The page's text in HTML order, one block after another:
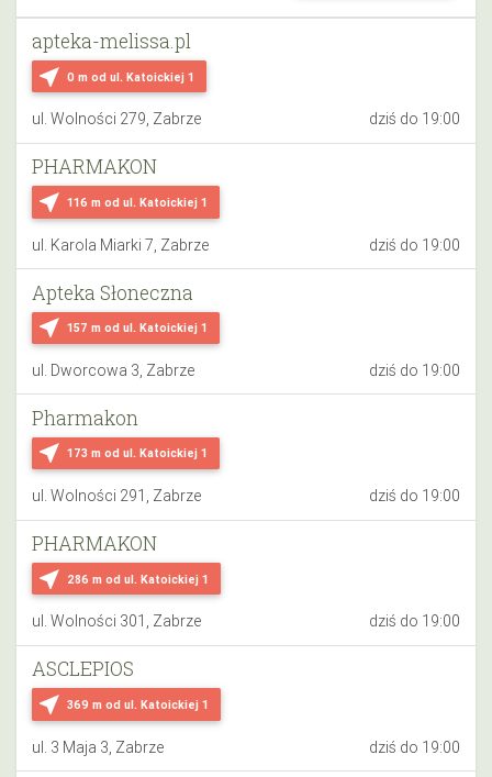
near_me 0 m od ul. Katoickiej 1
apteka-melissa.pl
ul. Wolności 279, Zabrze dziś do 19:00
near_me 116 m od ul. Katoickiej 1
PHARMAKON
ul. Karola Miarki 7, Zabrze dziś do 19:00
near_me 157 m od ul. Katoickiej 1
Apteka Słoneczna
ul. Dworcowa 3, Zabrze dziś do 19:00
near_me 173 m od ul. Katoickiej 1
Pharmakon
ul. Wolności 291, Zabrze dziś do 19:00
near_me 286 m od ul. Katoickiej 1
PHARMAKON
ul. Wolności 301, Zabrze dziś do 19:00
near_me 369 m od ul. Katoickiej 1
ASCLEPIOS
ul. 3 Maja 3, Zabrze dziś do 19:00